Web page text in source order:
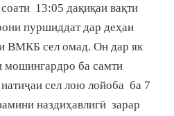
13:05 дақиқаи вақти
пуршиддат дар деҳаи
ВМКБ сел омад. Он дар як
мошингардро ба самти
сел лою лойоба ба 7
наздиҳавлигӣ зарар